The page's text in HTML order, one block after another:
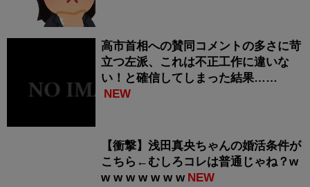
高市首相への賛同コメントの多さに苛
立つ左派、これは不正工作に違いな
い！と確信してしまった結果……
NEW
【衝撃】浅田真央ちゃんの婚活条件が
こちら←むしろコレは普通じゃね？w
w w w w w w w NEW